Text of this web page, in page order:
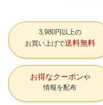
3,980円以上の
お買い上げで送料無料
お得なクーポン
情報を配布